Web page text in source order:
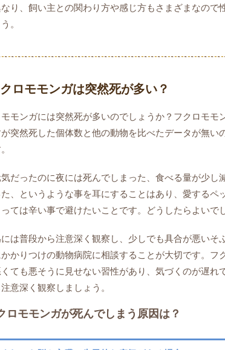
なり、飼い主との関わり方や感じ方もさまざまなので
。
ロモモンガは突然死が多い？
モンガには突然死が多いのでしょうか？フクロモモ
が突然死した個体数と他の動物を比べたデータが無い
だったのに夜には死んでしまった、食べる量が少し
た、というような事を耳にすることはあり、愛するペ
ては辛い事で避けたいことです。どうしたらよいで
は普段から注意深く観察し、少しでも具合が悪いそ
かりつけの動物病院に相談することが大切です。フ
ても悪そうに見せない習性があり、気づくのが遅れ
意深く観察しましょう。
モモンガが死んでしまう原因は？